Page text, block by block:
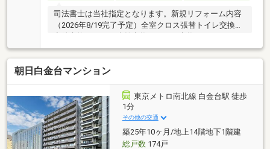
司法書士は当社指定となります。新規リフォーム内容
（2026年8/19完了予定）全室クロス張替トイレ交換浴
ニング etc.過去のリフォーム内容（2015年9月完了）
全室クロス張替全室フローリング貼替システムキッチ
ン交換洗面化粧台交換トイレ交換ユニットバス交換洗
濯機用防水パン交換給湯器交換給排水管交換建具交換
洋室の壁一部にエコカラット使用
朝日白金台マンション
東京メトロ南北線 白金台駅 徒歩
1分
その他の交通
築25年10ヶ月/地上14階地下1階建
総戸数174戸